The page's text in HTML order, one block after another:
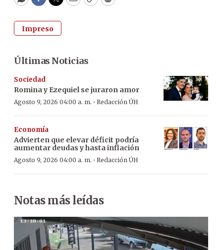
WhatsApp
Facebook
Twitter
EmailCopyPrint
Impreso
Últimas Noticias
Sociedad
Romina y Ezequiel se juraron amor
Agosto 9, 2026 04:00 a. m. · Redacción ÚH
Economía
Advierten que elevar déficit podría
aumentar deudas y hasta inflación
Agosto 9, 2026 04:00 a. m. · Redacción ÚH
Notas más leídas